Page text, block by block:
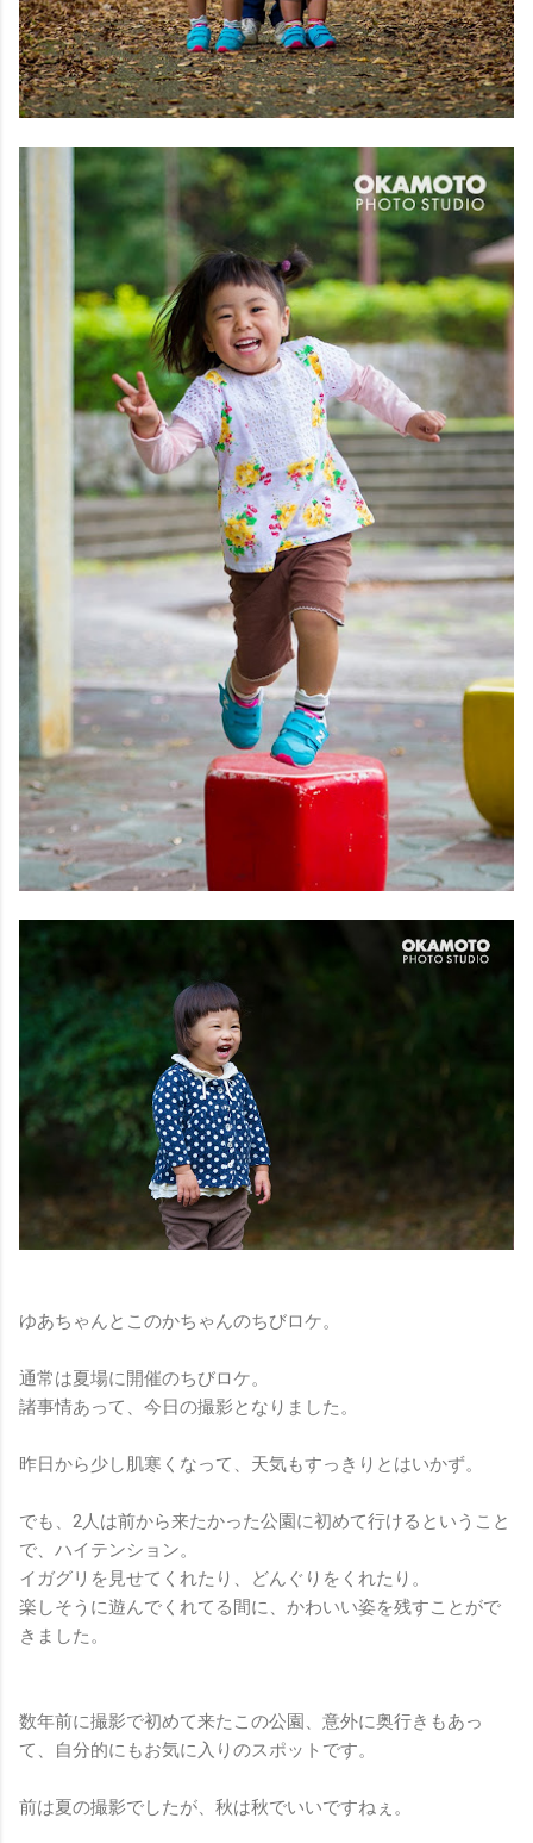
ゆあちゃんとこのかちゃんのちびロケ。
通常は夏場に開催のちびロケ。
諸事情あって、今日の撮影となりました。
昨日から少し肌寒くなって、天気もすっきりとはいかず。
でも、2人は前から来たかった公園に初めて行けるということ
で、ハイテンション。
イガグリを見せてくれたり、どんぐりをくれたり。
楽しそうに遊んでくれてる間に、かわいい姿を残すことがで
きました。
数年前に撮影で初めて来たこの公園、意外に奥行きもあっ
て、自分的にもお気に入りのスポットです。
前は夏の撮影でしたが、秋は秋でいいですねぇ。